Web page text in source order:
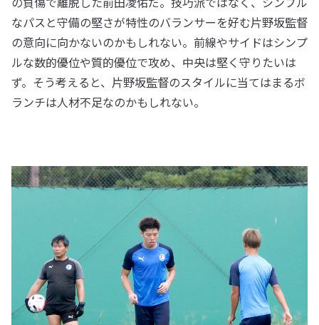
なパスと守備の堅さが特性のバランサーを好む片野坂監督
の意向に向かないのかもしれない。前線やサイドはシンプ
ルな数的優位や質的優位で攻め、中央は堅く守りたいは
ず。そう考えると、片野坂監督のスタイルに当てはまるボ
ランチは人材不足なのかもしれない。